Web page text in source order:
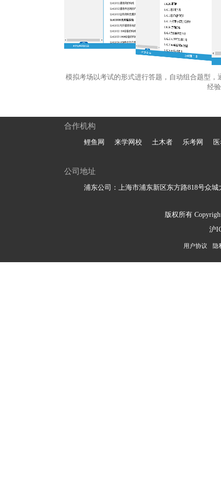
模拟考场以考试的形式进行答题，自动组合题型
经
合作机构
鲤鱼网 来学网校 土木者 乐考网
公司地址
浦东公司：上海市浦东新区东方路818号众城
版权所有
沪
用户协议 隐